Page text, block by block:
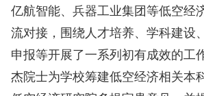
亿航智能、兵器工业集团等低空经
流对接，围绕人才培养、学科建设
申报等开展了一系列初有成效的工
杰院士为学校筹建低空经济相关本